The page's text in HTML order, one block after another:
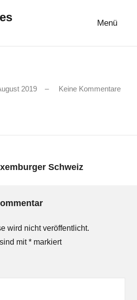
Menü
2019 Keine Kommentare
Schweiz
wird nicht veröffentlicht.
mit* markiert